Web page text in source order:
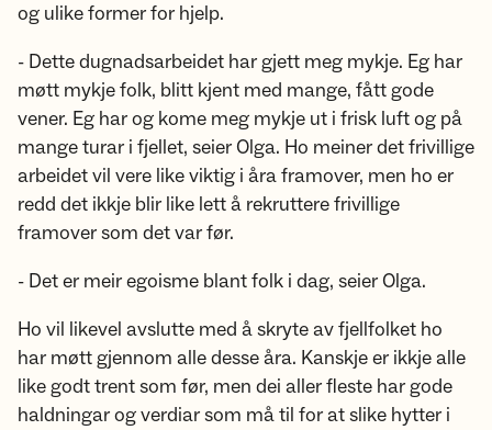
og ulike former for hjelp.
- Dette dugnadsarbeidet har gjett meg mykje. Eg har
møtt mykje folk, blitt kjent med mange, fått gode
vener. Eg har og kome meg mykje ut i frisk luft og på
mange turar i fjellet, seier Olga. Ho meiner det frivillige
arbeidet vil vere like viktig i åra framover, men ho er
redd det ikkje blir like lett å rekruttere frivillige
framover som det var før.
- Det er meir egoisme blant folk i dag, seier Olga.
Ho vil likevel avslutte med å skryte av fjellfolket ho
har møtt gjennom alle desse åra. Kanskje er ikkje alle
like godt trent som før, men dei aller fleste har gode
haldningar og verdiar som må til for at slike hytter i